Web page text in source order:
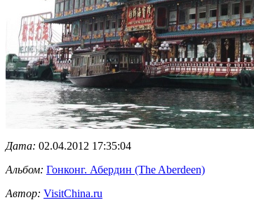
Дата: 02.04.2012 17:35:04
Альбом: Гонконг. Абердин (The Aberdeen)
Автор: VisitChina.ru